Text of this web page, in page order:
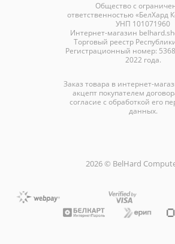
Общество с
ответственностью «БелХард
УНП 101071960
Интернет-магазин
Торговый реестр
Регистрационный номер:
2022 года.
Заказ товара в интернет-
акцепт покупателем
согласие с обработкой его
данных.
2026 © BelHard